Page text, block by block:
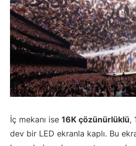
İç mekanı ise 16K çözünürlüklü,
dev bir LED ekranla kaplı. Bu